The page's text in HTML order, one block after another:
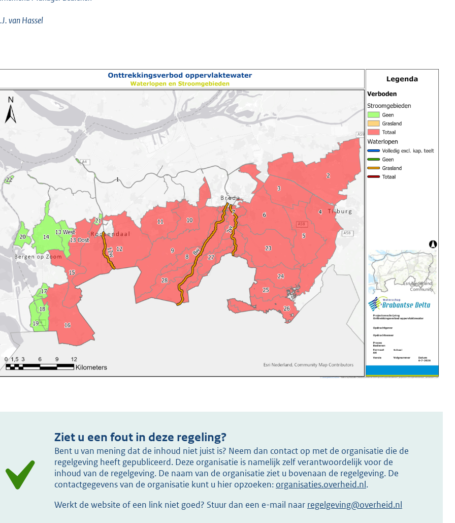
van Hassel
Ziet u een fout in deze regeling?
Bent u van mening dat de inhoud niet juist is? Neem dan contact op met de organisatie die de
regelgeving heeft gepubliceerd. Deze organisatie is namelijk zelf verantwoordelijk voor de
inhoud van de regelgeving. De naam van de organisatie ziet u bovenaan de regelgeving. De
contactgegevens van de organisatie kunt u hier opzoeken: organisaties.overheid.nl.
Werkt de website of een link niet goed? Stuur dan een e-mail naar regelgeving@overheid.nl